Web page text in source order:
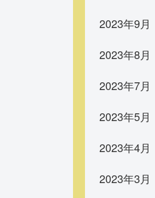
2023年9月
2023年8月
2023年7月
2023年5月
2023年4月
2023年3月